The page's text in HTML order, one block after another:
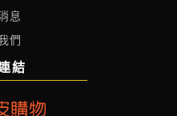
息
們
結